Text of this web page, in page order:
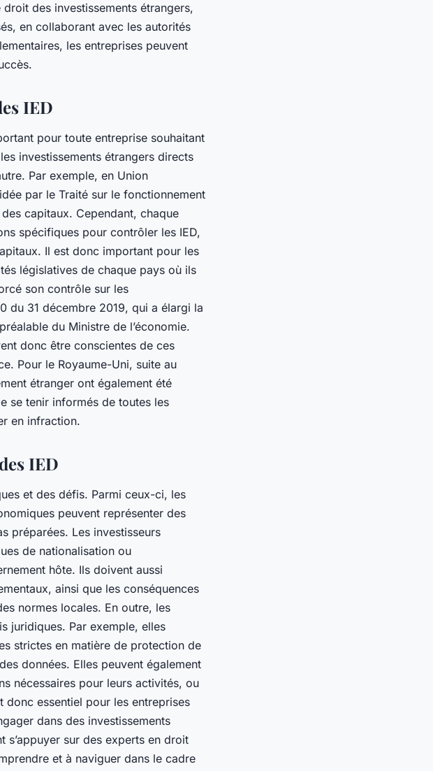
des investissements étrangers,
en collaborant avec les autorités
les entreprises peuvent
IED
pour toute entreprise souhaitant
investissements étrangers directs
Par exemple, en Union
par le Traité sur le fonctionnement
capitaux. Cependant, chaque
spécifiques pour contrôler les IED,
Il est donc important pour les
législatives de chaque pays où ils
son contrôle sur les
du 31 décembre 2019, qui a élargi la
du Ministre de l’économie.
donc être conscientes de ces
Pour le Royaume-Uni, suite au
étranger ont également été
se tenir informés de toutes les
en infraction.
IED
et des défis. Parmi ceux-ci, les
peuvent représenter des
préparées. Les investisseurs
de nationalisation ou
hôte. Ils doivent aussi
ainsi que les conséquences
normes locales. En outre, les
juridiques. Par exemple, elles
strictes en matière de protection de
données. Elles peuvent également
nécessaires pour leurs activités, ou
essentiel pour les entreprises
dans des investissements
s’appuyer sur des experts en droit
et à naviguer dans le cadre